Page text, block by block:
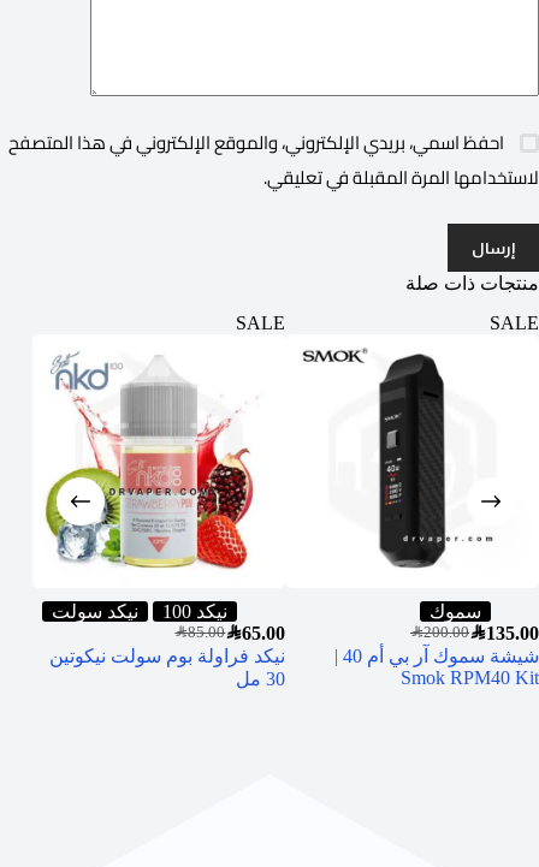
احفظ اسمي، بريدي الإلكتروني، والموقع الإلكتروني في هذا المتصفح
لاستخدامها المرة المقبلة في تعليقي.
إرسال
منتجات ذات صلة
SALE
سموك
SAR200.00SAR135.00
شيشة سموك آر بي أم 40 |
Smok RPM40 Kit
SALE
نيكد 100 نيكد سولت
SAR85.00SAR65.00
نيكد فراولة بوم سولت نيكوتين
30 مل